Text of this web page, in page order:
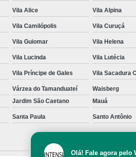
Vila Alice Vila Alpina
Vila Camilópolis Vila Curuçá
Vila Guiomar Vila Helena
Vila Lucinda Vila Lutécia
Vila Príncipe de Gales Vila Sacadura
Várzea do Tamanduateí
Waisberg
Jardim São Caetano Mauá
Santa Paula Santo Antônio
São Caetano do Sul
Olá! Fale agora pelo